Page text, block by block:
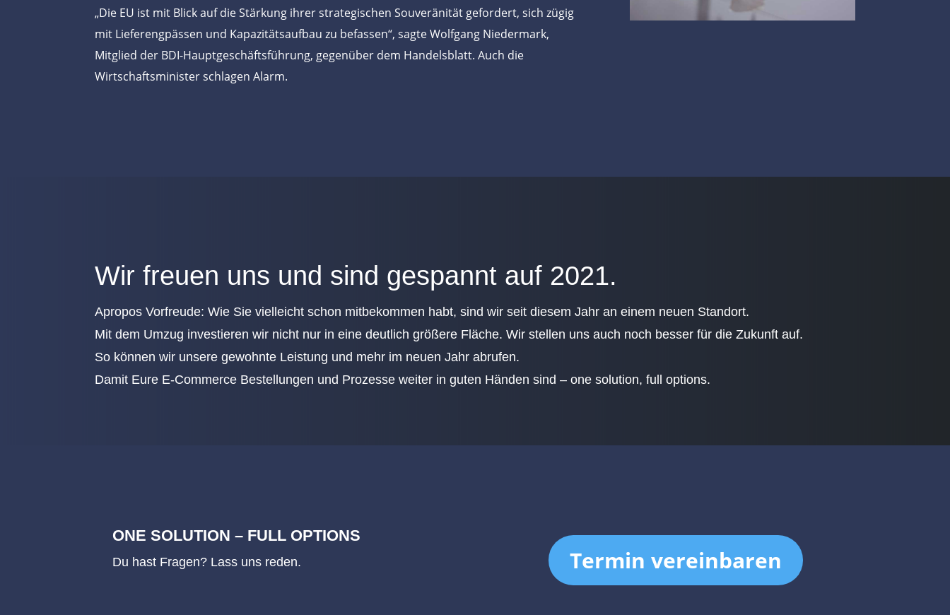
„Die EU ist mit Blick auf die Stärkung ihrer strategischen Souveränität gefordert, sich zügig
mit Lieferengpässen und Kapazitätsaufbau zu befassen“, sagte Wolfgang Niedermark,
Mitglied der BDI-Hauptgeschäftsführung, gegenüber dem Handelsblatt. Auch die
Wirtschaftsminister schlagen Alarm.
Wir freuen uns und sind gespannt auf 2021.
Apropos Vorfreude: Wie Sie vielleicht schon mitbekommen habt, sind wir seit diesem Jahr an einem neuen Standort.
Mit dem Umzug investieren wir nicht nur in eine deutlich größere Fläche. Wir stellen uns auch noch besser für die Zukunft auf.
So können wir unsere gewohnte Leistung und mehr im neuen Jahr abrufen.
Damit Eure E-Commerce Bestellungen und Prozesse weiter in guten Händen sind – one solution, full options.
ONE SOLUTION – FULL OPTIONS
Du hast Fragen? Lass uns reden. Termin vereinbaren